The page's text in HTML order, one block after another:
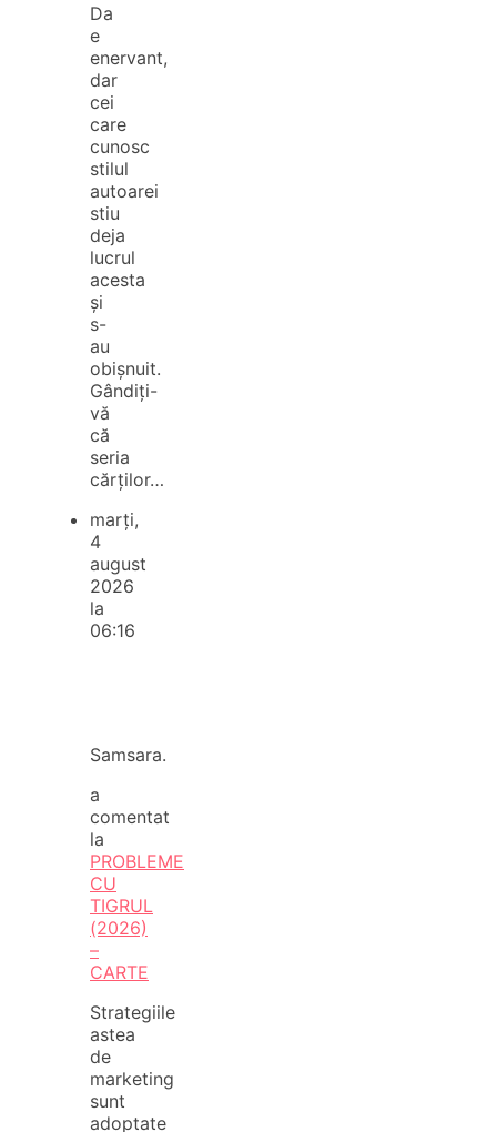
Da
e
enervant,
dar
cei
care
cunosc
stilul
autoarei
stiu
deja
lucrul
acesta
și
s-
au
obișnuit.
Gândiți-
vă
că
seria
cărților…
marți,
4
august
2026
la
06:16
Samsara.
a
comentat
la
PROBLEME
CU
TIGRUL
(2026)
–
CARTE
Strategiile
astea
de
marketing
sunt
adoptate